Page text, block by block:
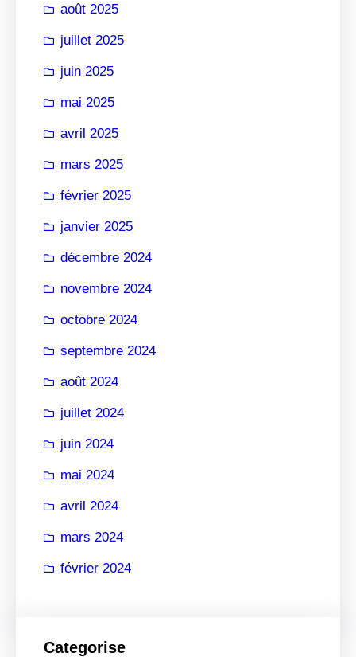
août 2025
juillet 2025
juin 2025
mai 2025
avril 2025
mars 2025
février 2025
janvier 2025
décembre 2024
novembre 2024
octobre 2024
septembre 2024
août 2024
juillet 2024
juin 2024
mai 2024
avril 2024
mars 2024
février 2024
Categorise